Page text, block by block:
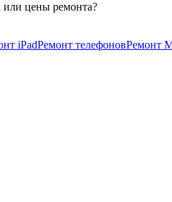
или цены ремонта?
iPadРемонт телефоновРемонт